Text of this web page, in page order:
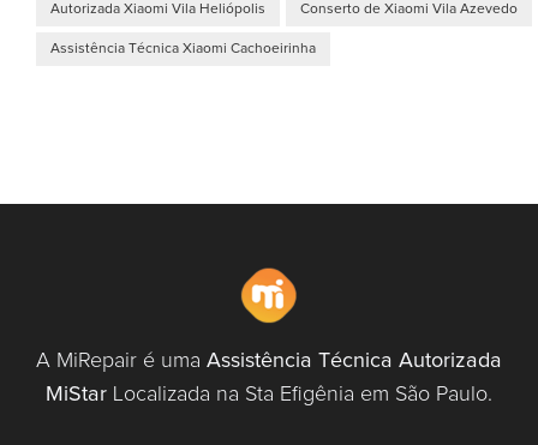
Autorizada Xiaomi Vila Heliópolis Conserto de Xiaomi Vila Azevedo
Assistência Técnica Xiaomi Cachoeirinha
A MiRepair é uma Assistência Técnica Autorizada
MiStar Localizada na Sta Efigênia em São Paulo.